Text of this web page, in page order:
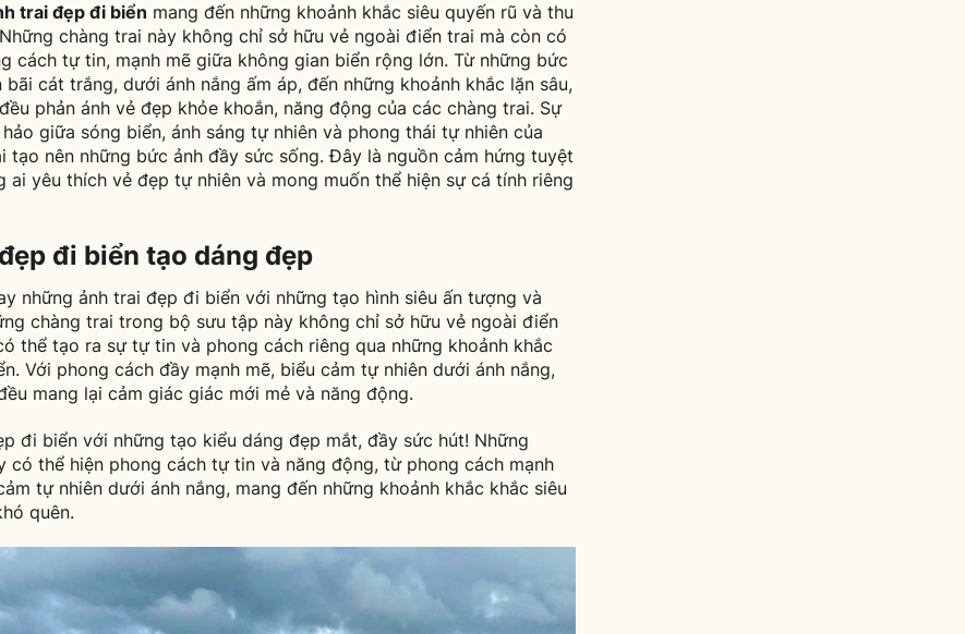
trai đẹp đi biển mang đến những khoảnh khắc siêu quyến rũ và thu
chàng trai này không chỉ sở hữu vẻ ngoài điển trai mà còn có
cách tự tin, mạnh mẽ giữa không gian biển rộng lớn. Từ những bức
bãi cát trắng, dưới ánh nắng ấm áp, đến những khoảnh khắc lặn sâu,
phản ánh vẻ đẹp khỏe khoắn, năng động của các chàng trai. Sự
giữa sóng biển, ánh sáng tự nhiên và phong thái tự nhiên của
tạo nên những bức ảnh đầy sức sống. Đây là nguồn cảm hứng tuyệt
ai yêu thích vẻ đẹp tự nhiên và mong muốn thể hiện sự cá tính riêng
đi biển tạo dáng đẹp
những ảnh trai đẹp đi biển với những tạo hình siêu ấn tượng và
chàng trai trong bộ sưu tập này không chỉ sở hữu vẻ ngoài điển
thể tạo ra sự tự tin và phong cách riêng qua những khoảnh khắc
Với phong cách đầy mạnh mẽ, biểu cảm tự nhiên dưới ánh nắng,
mang lại cảm giác giác mới mẻ và năng động.
đi biển với những tạo kiểu dáng đẹp mắt, đầy sức hút! Những
có thể hiện phong cách tự tin và năng động, từ phong cách mạnh
tự nhiên dưới ánh nắng, mang đến những khoảnh khắc khắc siêu
quên.